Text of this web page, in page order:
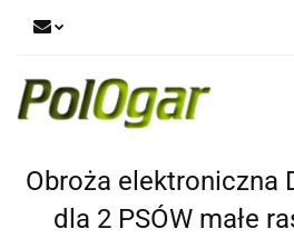
Obroża elektroniczna
dla 2 PSÓW małe